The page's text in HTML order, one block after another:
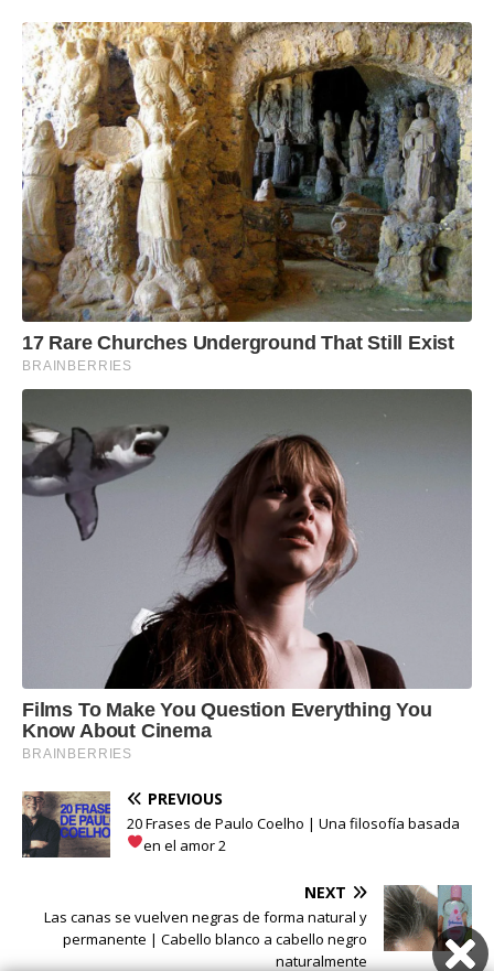
PREVIOUS
20 Frases de Paulo Coelho | Una filosofía basada
en el amor 2
NEXT
Las canas se vuelven negras de forma natural y
permanente | Cabello blanco a cabello negro
naturalmente